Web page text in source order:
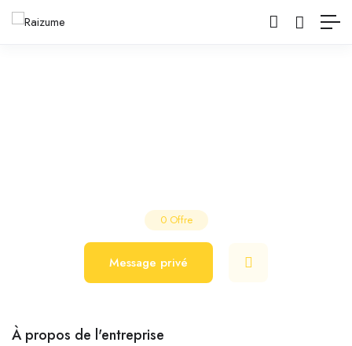
0 Offre
Message privé
À propos de l'entreprise